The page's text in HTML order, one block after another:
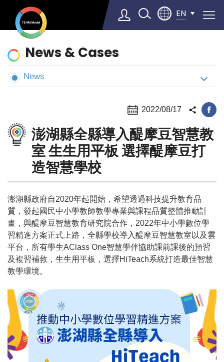
EN
▼
News
&
Cases
News & Cases
News
2022/08/17
澎湖縣全縣導入醍摩豆智慧教
室 生生用平板 選擇醍摩豆打
造智慧學校
澎湖縣政府自2020年起開始，希望透過科技提升教育品
質，發起國民中小學教師教學專業與課程品質整體推動計
畫，與醍摩豆智慧教育研究院合作，2022年中小學數位學
習精進方案正式上路，全縣學校導入醍摩豆智慧教室以及雲
平台，所有學生AClass One智慧學伴協助課前課後的預習
及複習補救，生生用平板，選擇HiTeach系統打造最佳智慧
教學環境。